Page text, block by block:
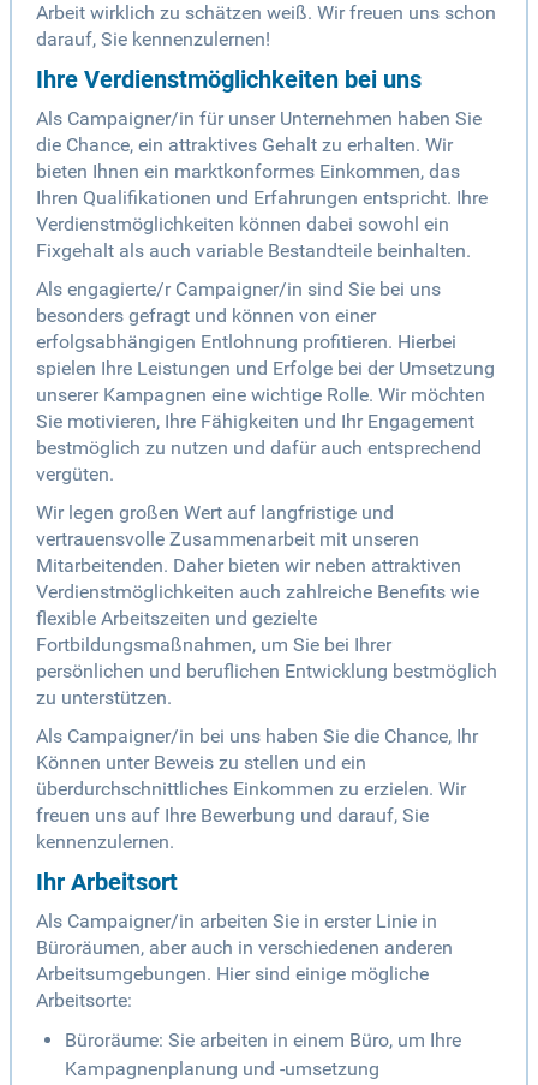
Arbeit wirklich zu schätzen weiß. Wir freuen uns schon
darauf, Sie kennenzulernen!
Ihre Verdienstmöglichkeiten bei uns
Als Campaigner/in für unser Unternehmen haben Sie
die Chance, ein attraktives Gehalt zu erhalten. Wir
bieten Ihnen ein marktkonformes Einkommen, das
Ihren Qualifikationen und Erfahrungen entspricht. Ihre
Verdienstmöglichkeiten können dabei sowohl ein
Fixgehalt als auch variable Bestandteile beinhalten.
Als engagierte/r Campaigner/in sind Sie bei uns
besonders gefragt und können von einer
erfolgsabhängigen Entlohnung profitieren. Hierbei
spielen Ihre Leistungen und Erfolge bei der Umsetzung
unserer Kampagnen eine wichtige Rolle. Wir möchten
Sie motivieren, Ihre Fähigkeiten und Ihr Engagement
bestmöglich zu nutzen und dafür auch entsprechend
vergüten.
Wir legen großen Wert auf langfristige und
vertrauensvolle Zusammenarbeit mit unseren
Mitarbeitenden. Daher bieten wir neben attraktiven
Verdienstmöglichkeiten auch zahlreiche Benefits wie
flexible Arbeitszeiten und gezielte
Fortbildungsmaßnahmen, um Sie bei Ihrer
persönlichen und beruflichen Entwicklung bestmöglich
zu unterstützen.
Als Campaigner/in bei uns haben Sie die Chance, Ihr
Können unter Beweis zu stellen und ein
überdurchschnittliches Einkommen zu erzielen. Wir
freuen uns auf Ihre Bewerbung und darauf, Sie
kennenzulernen.
Ihr Arbeitsort
Als Campaigner/in arbeiten Sie in erster Linie in
Büroräumen, aber auch in verschiedenen anderen
Arbeitsumgebungen. Hier sind einige mögliche
Arbeitsorte:
Büroräume: Sie arbeiten in einem Büro, um Ihre
Kampagnenplanung und -umsetzung